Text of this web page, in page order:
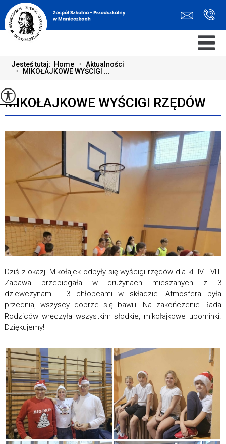
Jesteś tutaj: Home > Aktualności
> MIKOŁAJKOWE WYŚCIGI ...
MIKOŁAJKOWE WYŚCIGI RZĘDÓW
Dziś z okazji Mikołajek odbyły się wyścigi rzędów dla kl. IV - VIII.
Zabawa przebiegała w drużynach mieszanych z 3
dziewczynami i 3 chłopcami w składzie. Atmosfera była
przednia, wszyscy dobrze się bawili. Na zakończenie Rada
Rodziców wręczyła wszystkim słodkie, mikołajkowe upominki.
Dziękujemy!